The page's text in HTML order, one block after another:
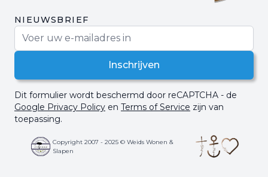
NIEUWSBRIEF
Inschrijven
Dit formulier wordt beschermd door reCAPTCHA - de
Google Privacy Policy en Terms of Service zijn van
toepassing.
Copyright 2007 - 2025 © Weids Wonen &
Slapen